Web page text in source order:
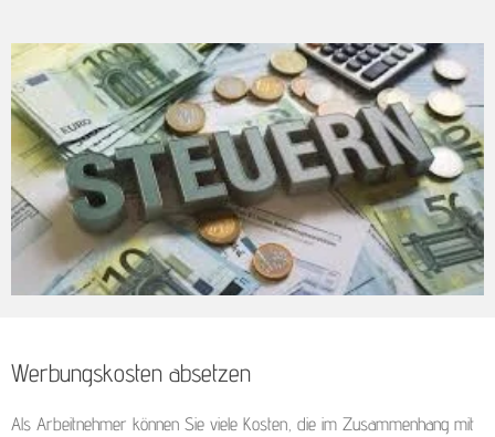
Werbungskosten absetzen
Als Arbeitnehmer können Sie viele Kosten, die im Zusammenhang mit